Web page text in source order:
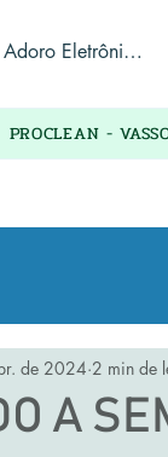
PROCLEAN -
A
de 2024 2 min de